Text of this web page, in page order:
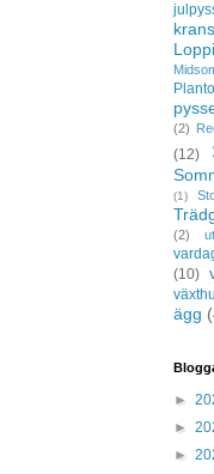
(2)
(12)
(1)
(2)
(10)
ägg
►
►
►